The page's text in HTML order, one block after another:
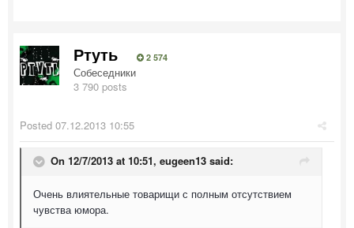
Ртуть 2 574
Собеседники
3 790 posts
Posted 07.12.2013 10:55
On 12/7/2013 at 10:51, eugeen13 said:
Очень влиятельные товарищи с полным отсутствием
чувства юмора.